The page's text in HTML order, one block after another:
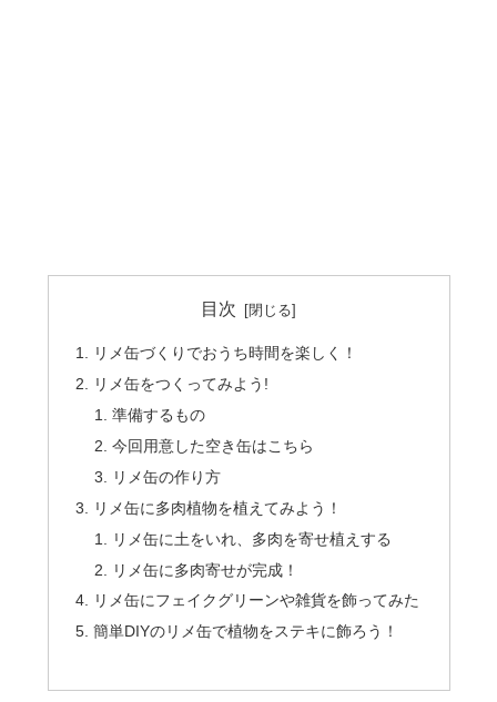
目次
リメ缶づくりでおうち時間を楽しく！
リメ缶をつくってみよう!
準備するもの
今回用意した空き缶はこちら
リメ缶の作り方
リメ缶に多肉植物を植えてみよう！
リメ缶に土をいれ、多肉を寄せ植えする
リメ缶に多肉寄せが完成！
リメ缶にフェイクグリーンや雑貨を飾ってみた
簡単DIYのリメ缶で植物をステキに飾ろう！